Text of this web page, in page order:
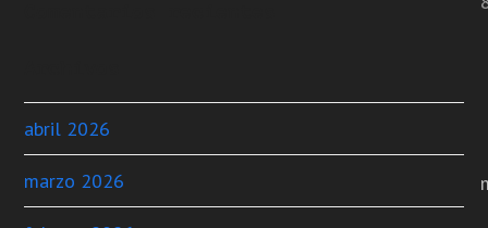
abril 2026
marzo 2026